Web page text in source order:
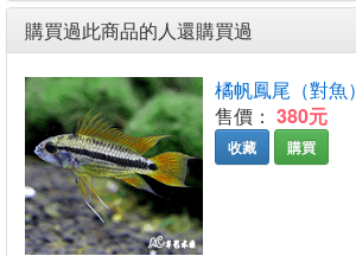
購買過此商品的人還購買過
橘帆鳳尾（對魚）
售價： 380元
收藏 購買